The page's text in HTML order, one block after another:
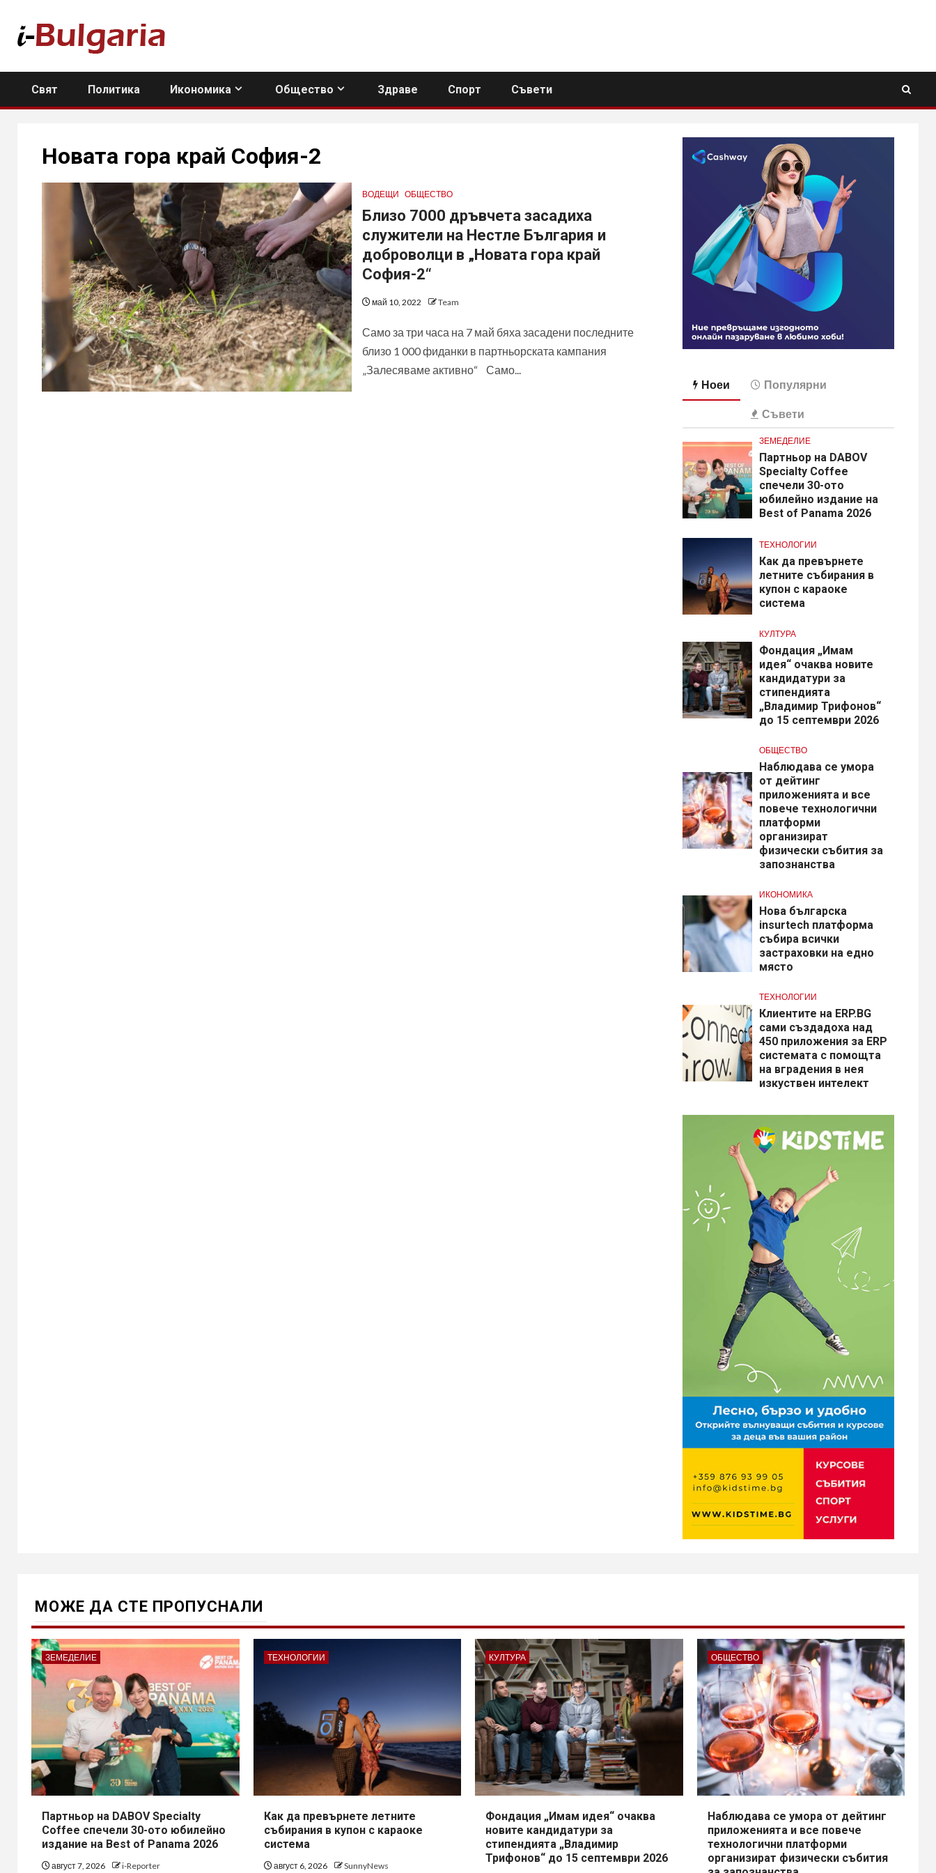
content
Свят Политика Икономика Общество Здраве Спорт Съвети
Новата гора край София-2
ВОДЕЩИ ОБЩЕСТВО
Близо 7000 дръвчета засадиха
служители на Нестле България и
доброволци в „Новата гора край
София-2“
май 10, 2022 Team
Само за три часа на 7 май бяха засадени последните
близо 1 000 фиданки в партньорската кампания
„Залесяваме активно“ Само...
Ноеи
Популярни
Съвети
ЗЕМЕДЕЛИЕ
Партньор на DABOV
Specialty Coffee
спечели 30-ото
юбилейно издание на
Best of Panama 2026
ТЕХНОЛОГИИ
Как да превърнете
летните събирания в
купон с караоке
система
КУЛТУРА
Фондация „Имам
идея“ очаква новите
кандидатури за
стипендията
„Владимир Трифонов“
до 15 септември 2026
ОБЩЕСТВО
Наблюдава се умора
от дейтинг
приложенията и все
повече технологични
платформи
организират
физически събития за
запознанства
ИКОНОМИКА
Нова българска
insurtech платформа
събира всички
застраховки на едно
място
ТЕХНОЛОГИИ
Клиентите на ERP.BG
сами създадоха над
450 приложения за ERP
системата с помощта
на вградения в нея
изкуствен интелект
МОЖE ДА СТЕ ПРОПУСНАЛИ
ЗЕМЕДЕЛИЕ
Партньор на DABOV Specialty
Coffee спечели 30-ото юбилейно
издание на Best of Panama 2026
август 7, 2026 i-Reporter
ТЕХНОЛОГИИ
Как да превърнете летните
събирания в купон с караоке
система
август 6, 2026 SunnyNews
КУЛТУРА
Фондация „Имам идея“ очаква
новите кандидатури за
стипендията „Владимир
Трифонов“ до 15 септември 2026
ОБЩЕСТВО
Наблюдава се умора от дейтинг
приложенията и все повече
технологични платформи
организират физически събития